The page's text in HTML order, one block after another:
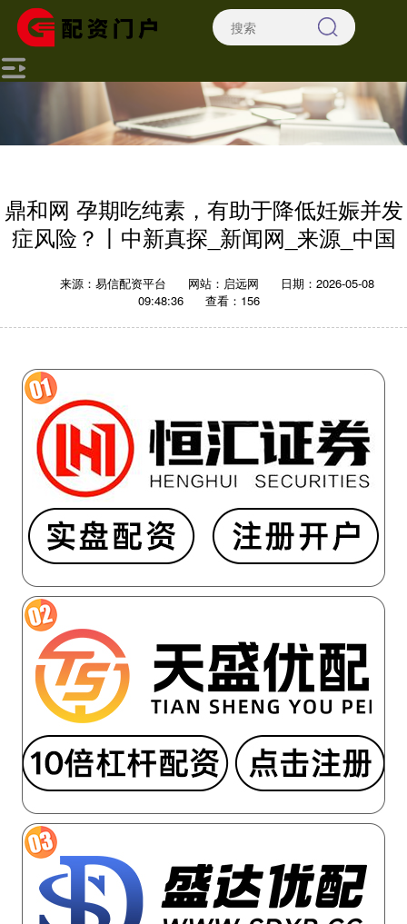
鼎和网 孕期吃纯素，有助于降低妊娠并发
症风险？丨中新真探_新闻网_来源_中国
来源：易信配资平台 网站：启远网
日期：2026-05-08
09:48:36
查看：156